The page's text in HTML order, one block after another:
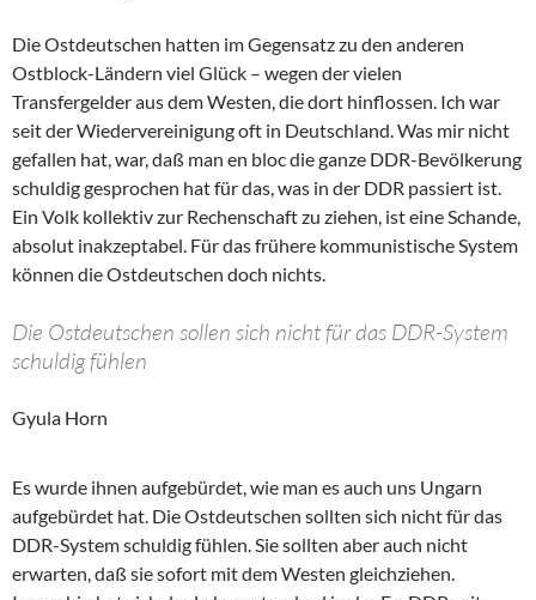
Die Ostdeutschen hatten im Gegensatz zu den anderen
Ostblock-Ländern viel Glück – wegen der vielen
Transfergelder aus dem Westen, die dort hinflossen. Ich war
seit der Wiedervereinigung oft in Deutschland. Was mir nicht
gefallen hat, war, daß man en bloc die ganze DDR-Bevölkerung
schuldig gesprochen hat für das, was in der DDR passiert ist.
Ein Volk kollektiv zur Rechenschaft zu ziehen, ist eine Schande,
absolut inakzeptabel. Für das frühere kommunistische System
können die Ostdeutschen doch nichts.
Die Ostdeutschen sollen sich nicht für das DDR-System
schuldig fühlen
Gyula Horn
Es wurde ihnen aufgebürdet, wie man es auch uns Ungarn
aufgebürdet hat. Die Ostdeutschen sollten sich nicht für das
DDR-System schuldig fühlen. Sie sollten aber auch nicht
erwarten, daß sie sofort mit dem Westen gleichziehen.